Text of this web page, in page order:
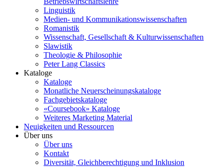
Linguistik
Medien- und Kommunikationswissenschaften
Romanistik
Wissenschaft, Gesellschaft & Kulturwissenschaften
Slawistik
Theologie & Philosophie
Peter Lang Classics
Kataloge
Kataloge
Monatliche Neuerscheinungskataloge
Fachgebietskataloge
«Coursebook» Kataloge
Weiteres Marketing Material
Neuigkeiten und Ressourcen
Über uns
Über uns
Kontakt
Diversität, Gleichberechtigung und Inklusion